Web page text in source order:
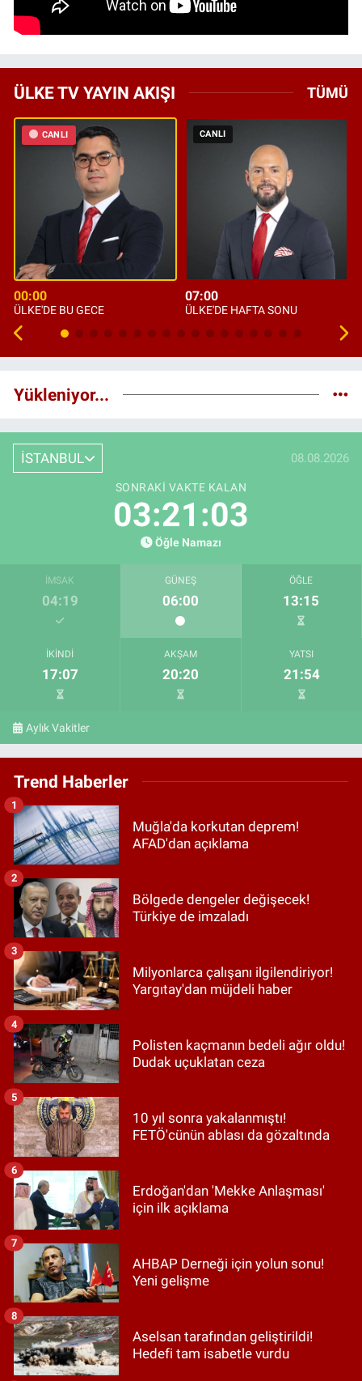
ÜLKE TV YAYIN AKIŞI TÜMÜ
CANLI
00:00
ÜLKE'DE BU GECE
CANLI
07:00
ÜLKE'DE HAFTA SONU
Yükleniyor...
İSTANBUL 08.08.2026
SONRAKI VAKTE KALAN
03:21:03
Öğle Namazı
İMSAK
04:19
GÜNEŞ
06:00
ÖĞLE
13:15
İKINDI
17:07
AKŞAM
20:20
YATSI
21:54
Aylık Vakitler
Trend Haberler
Muğla'da korkutan deprem!
AFAD'dan açıklama
1
Bölgede dengeler değişecek!
Türkiye de imzaladı
2
Milyonlarca çalışanı ilgilendiriyor!
Yargıtay'dan müjdeli haber
3
Polisten kaçmanın bedeli ağır oldu!
Dudak uçuklatan ceza
4
10 yıl sonra yakalanmıştı!
FETÖ'cünün ablası da gözaltında
5
Erdoğan'dan 'Mekke Anlaşması'
için ilk açıklama
6
AHBAP Derneği için yolun sonu!
Yeni gelişme
7
Aselsan tarafından geliştirildi!
Hedefi tam isabetle vurdu
8